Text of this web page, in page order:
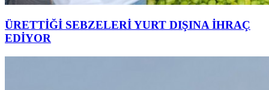
ÜRETTİĞİ SEBZELERİ YURT DIŞINA İHRAÇ
EDİYOR